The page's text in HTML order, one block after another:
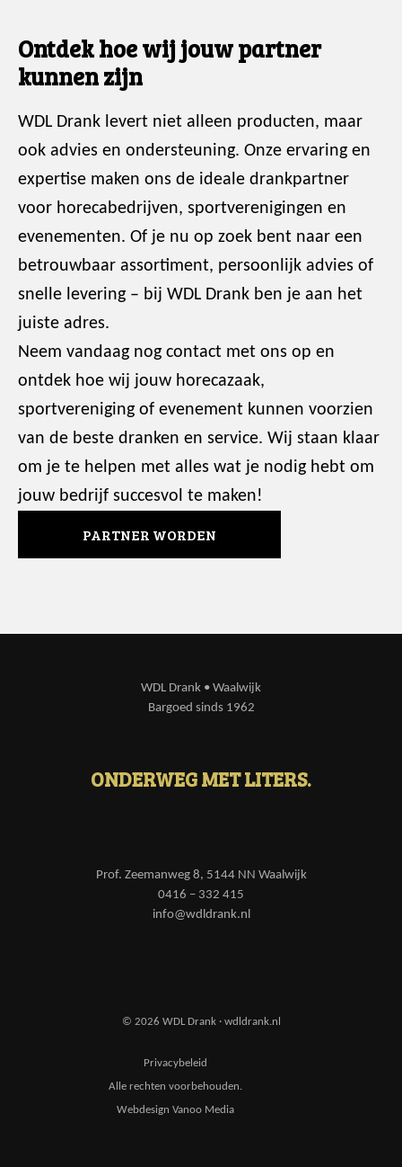
Ontdek hoe wij jouw partner
kunnen zijn
WDL Drank levert niet alleen producten, maar
ook advies en ondersteuning. Onze ervaring en
expertise maken ons de ideale drankpartner
voor horecabedrijven, sportverenigingen en
evenementen. Of je nu op zoek bent naar een
betrouwbaar assortiment, persoonlijk advies of
snelle levering – bij WDL Drank ben je aan het
juiste adres.
Neem vandaag nog contact met ons op en
ontdek hoe wij jouw horecazaak,
sportvereniging of evenement kunnen voorzien
van de beste dranken en service. Wij staan klaar
om je te helpen met alles wat je nodig hebt om
jouw bedrijf succesvol te maken!
PARTNER WORDEN
WDL Drank • Waalwijk
Bargoed sinds 1962
ONDERWEG MET LITERS.
Prof. Zeemanweg 8, 5144 NN Waalwijk
0416 – 332 415
info@wdldrank.nl
© 2026 WDL Drank · wdldrank.nl
Privacybeleid
Alle rechten voorbehouden.
Webdesign Vanoo Media